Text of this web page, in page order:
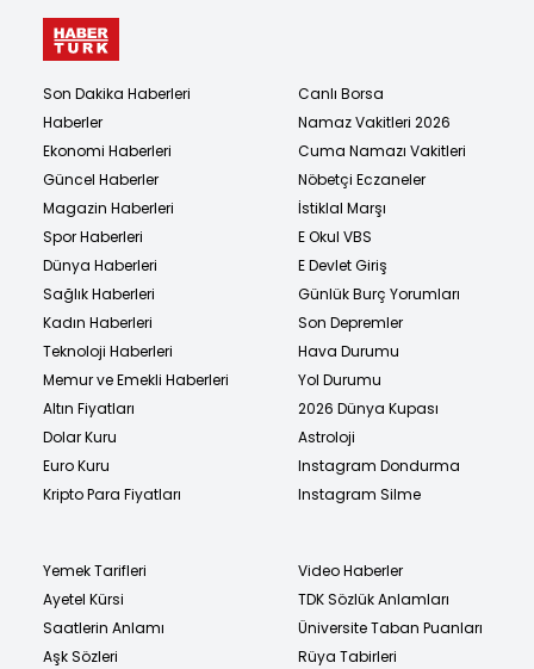
Son Dakika Haberleri
Haberler
Ekonomi Haberleri
Güncel Haberler
Magazin Haberleri
Spor Haberleri
Dünya Haberleri
Sağlık Haberleri
Kadın Haberleri
Teknoloji Haberleri
Memur ve Emekli Haberleri
Altın Fiyatları
Dolar Kuru
Euro Kuru
Kripto Para Fiyatları
Canlı Borsa
Namaz Vakitleri 2026
Cuma Namazı Vakitleri
Nöbetçi Eczaneler
İstiklal Marşı
E Okul VBS
E Devlet Giriş
Günlük Burç Yorumları
Son Depremler
Hava Durumu
Yol Durumu
2026 Dünya Kupası
Astroloji
Instagram Dondurma
Instagram Silme
Yemek Tarifleri
Ayetel Kürsi
Saatlerin Anlamı
Aşk Sözleri
Video Haberler
TDK Sözlük Anlamları
Üniversite Taban Puanları
Rüya Tabirleri